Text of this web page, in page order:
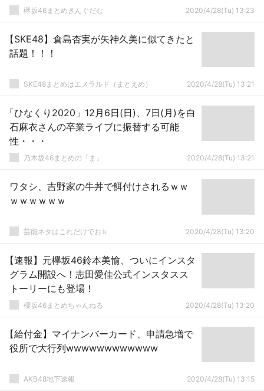
欅坂46まとめきんぐだむ 2020/4/28(Tu) 13:23
【SKE48】倉島杏実が矢神久美に似てきたと
話題！！！
SKE48まとめはエメラルド（まとえめ） 2020/4/28(Tu) 13:21
「ひなくり2020」12月6日(日)、7日(月)を白
石麻衣さんの卒業ライブに振替する可能
性・・・
乃木坂46まとめの「ま」 2020/4/28(Tu) 13:21
ワタシ、吉野家の牛丼で餌付けされるｗｗ
ｗｗｗｗｗｗ
芸能ネタはこれだけでおｋ 2020/4/28(Tu) 13:20
【速報】元欅坂46鈴本美愉、ついにインスタ
グラム開設へ！志田愛佳公式インスタスス
トーリーにも登場！
櫻坂46まとめちゃんねる 2020/4/28(Tu) 13:20
【給付金】マイナンバーカード、申請急増で
役所で大行列wwwwwwwwwwww
AKB48地下速報 2020/4/28(Tu) 13:15